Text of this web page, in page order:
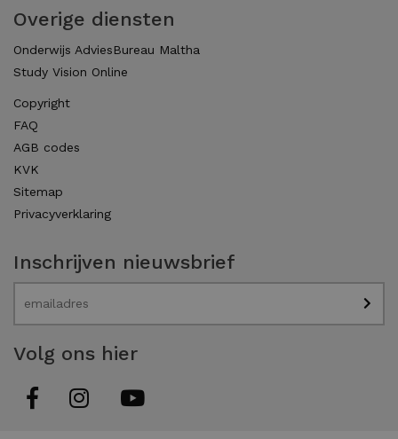
Overige diensten
Onderwijs AdviesBureau Maltha
Study Vision Online
Copyright
FAQ
AGB codes
KVK
Sitemap
Privacyverklaring
Inschrijven nieuwsbrief
Volg ons hier